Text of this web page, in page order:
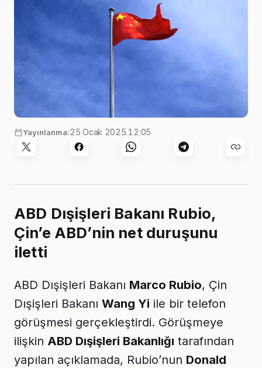
Görsel:SW1994,Pixabay
Yayınlanma:25 Ocak 2025 12:05
ABD Dışişleri Bakanı Rubio,
Çin’e ABD’nin net duruşunu
iletti
ABD Dışişleri Bakanı Marco Rubio, Çin
Dışişleri Bakanı Wang Yi ile bir telefon
görüşmesi gerçekleştirdi. Görüşmeye
ilişkin ABD Dışişleri Bakanlığı tarafından
yapılan açıklamada, Rubio’nun Donald